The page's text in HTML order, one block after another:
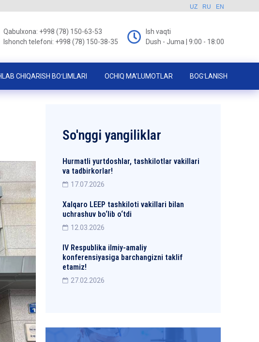
UZ RU EN
Qabulxona: +998 (78) 150-63-53
Ishonch telefoni: +998 (78) 150-38-35
Ish vaqti
Dush - Juma | 9:00 - 18:00
CHIQARISH BOʻLIMLARI OCHIQ MA’LUMOTLAR BOGʻLANISH
So'nggi yangiliklar
Hurmatli yurtdoshlar, tashkilotlar vakillari
va tadbirkorlar!
17.07.2026
Xalqaro LEEP tashkiloti vakillari bilan
uchrashuv bo‘lib o‘tdi
12.03.2026
IV Respublika ilmiy-amaliy
konferensiyasiga barchangizni taklif
etamiz!
27.02.2026